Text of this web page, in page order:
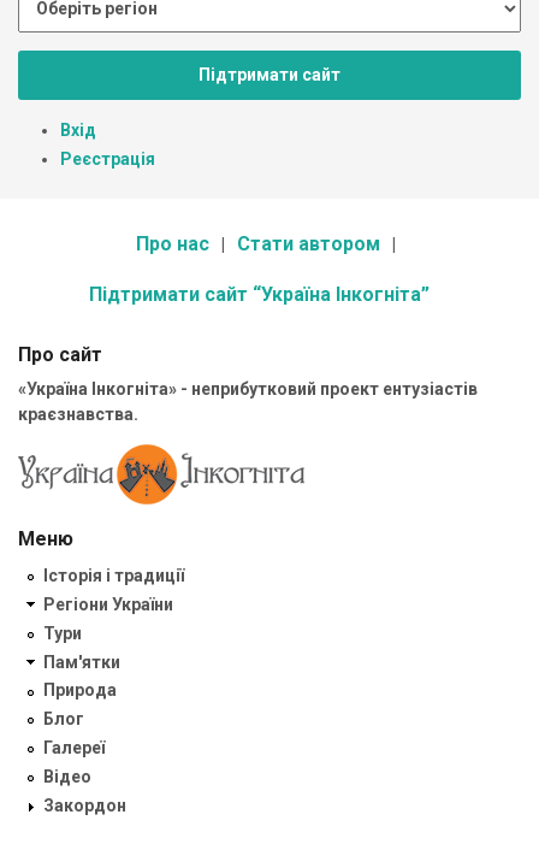
Підтримати сайт
Вхід
Реєстрація
Про нас Стати автором
Підтримати сайт “Україна Інкогніта”
Про сайт
«Україна Інкогніта» - неприбутковий проект ентузіастів
краєзнавства.
Меню
Історія і традиції
Регіони України
Тури
Пам'ятки
Природа
Блог
Галереї
Відео
Закордон